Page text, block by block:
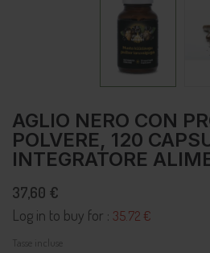
AGLIO NERO CON
POLVERE, 120
INTEGRATORE
37,60 €
Log in to buy for : 35.72 €
Tasse incluse